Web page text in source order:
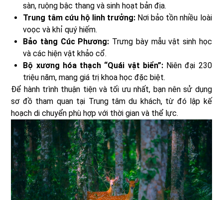
sàn, ruộng bậc thang và sinh hoạt bản địa.
Trung tâm cứu hộ linh trưởng: Nơi bảo tồn nhiều loài
voọc và khỉ quý hiếm.
Bảo tàng Cúc Phương: Trưng bày mẫu vật sinh học
và các hiện vật khảo cổ.
Bộ xương hóa thạch “Quái vật biển”:Niên đại 230
triệu năm, mang giá trị khoa học đặc biệt.
Để hành trình thuận tiện và tối ưu nhất, bạn nên sử dụng
sơ đồ tham quan tại Trung tâm du khách, từ đó lập kế
hoạch di chuyển phù hợp với thời gian và thể lực.